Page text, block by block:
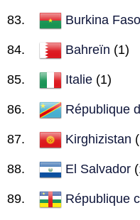
Burkina Faso
Bahreïn (1)
Italie (1)
République
Kirghizistan
El Salvador
République